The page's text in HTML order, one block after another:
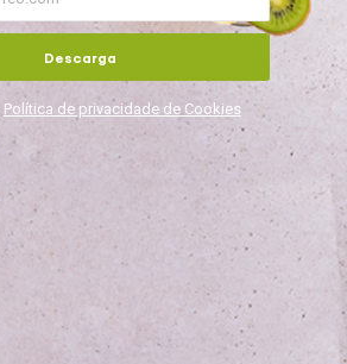
Política de privacidade de Cookies
Descarga